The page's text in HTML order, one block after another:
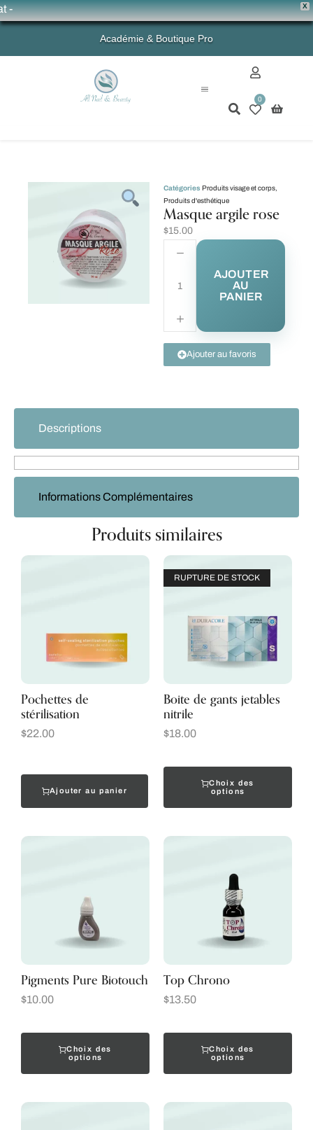
X
💗
Académie & Boutique Pro
0
Catégories Produits visage et corps
Produits d'esthétique
Masque argile rose
$15.00
AJOUTER
AU
PANIER
Ajouter au favoris
Descriptions
Informations Complémentaires
Produits similaires
Pochettes de
stérilisation
$22.00
Ajouter au panier
RUPTURE DE STOCK
Boite de gants jetables
nitrile
$18.00
Choix des
options
Pigments Pure Biotouch
$10.00
Choix des
options
Top Chrono
$13.50
Choix des
options